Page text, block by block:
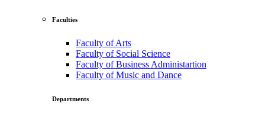
Faculties
Faculty of Arts
Faculty of Social Science
Faculty of Business Administartion
Faculty of Music and Dance
Departments